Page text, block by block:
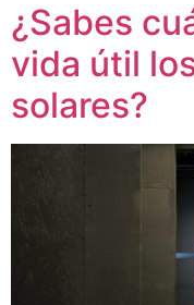
¿Sabes
vida útil
solares?